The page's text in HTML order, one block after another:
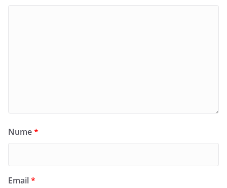
Nume*
Email*